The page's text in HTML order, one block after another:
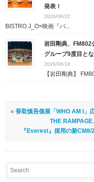
発表！
2026/06/22
BISTRO J_O×映画『バ...
岩田剛典、FM802
グループ9度目と
2026/06/18
【岩田剛典】
« 香取慎吾個展「WHO AM I」
THE RAMPAGE
『Everest』採用の新